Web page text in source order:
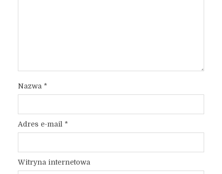
Nazwa *
Adres e-mail *
Witryna internetowa